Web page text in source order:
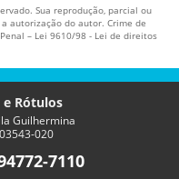
Sua reprodução, parcial ou
autorização do autor. Crime de
– Lei 9610/98 - Lei de direitos
e Rótulos
Guilhermina
020
7110